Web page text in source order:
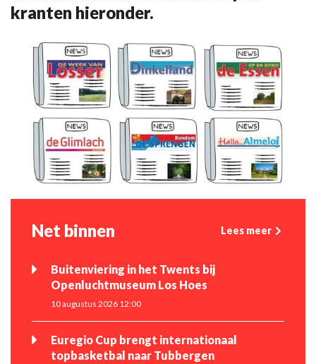
kranten hieronder.
Net binnen Lees meer
Buitenviering in het Twents bij
Openluchtmuseum Los Hoes
10 augustus 2026 12:00
Euregio Cup brengt internationaal
topbasketbal naar Tubbergen